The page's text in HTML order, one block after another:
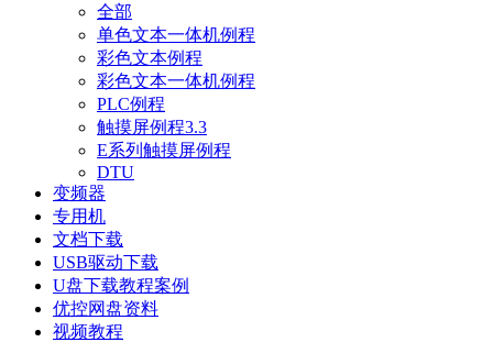
全部
单色文本一体机例程
彩色文本例程
彩色文本一体机例程
PLC例程
触摸屏例程3.3
E系列触摸屏例程
DTU
变频器
专用机
文档下载
USB驱动下载
U盘下载教程案例
优控网盘资料
视频教程